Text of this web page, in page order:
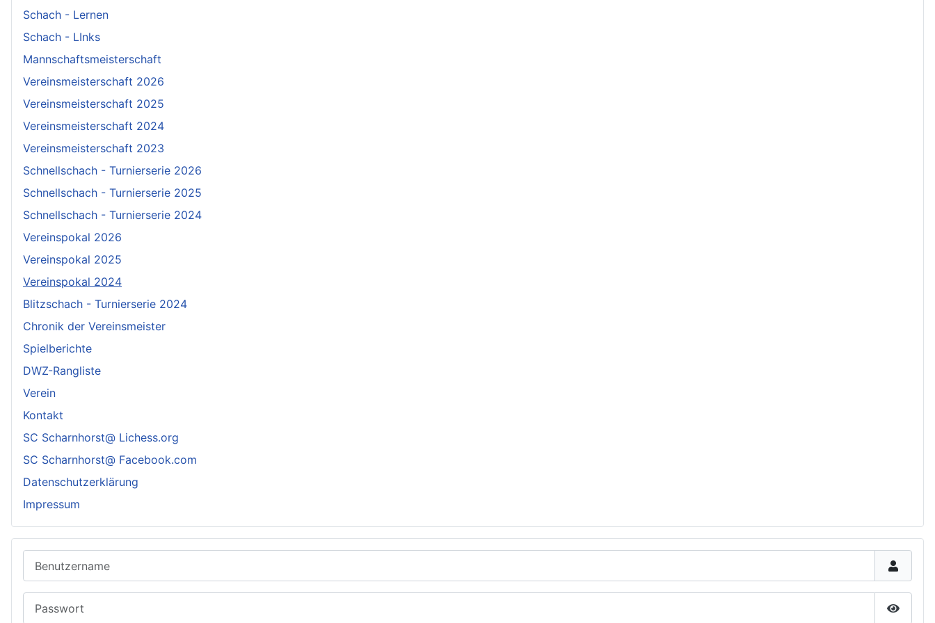
Schach - Lernen
Schach - LInks
Mannschaftsmeisterschaft
Vereinsmeisterschaft 2026
Vereinsmeisterschaft 2025
Vereinsmeisterschaft 2024
Vereinsmeisterschaft 2023
Schnellschach - Turnierserie 2026
Schnellschach - Turnierserie 2025
Schnellschach - Turnierserie 2024
Vereinspokal 2026
Vereinspokal 2025
Vereinspokal 2024
Blitzschach - Turnierserie 2024
Chronik der Vereinsmeister
Spielberichte
DWZ-Rangliste
Verein
Kontakt
SC Scharnhorst@ Lichess.org
SC Scharnhorst@ Facebook.com
Datenschutzerklärung
Impressum